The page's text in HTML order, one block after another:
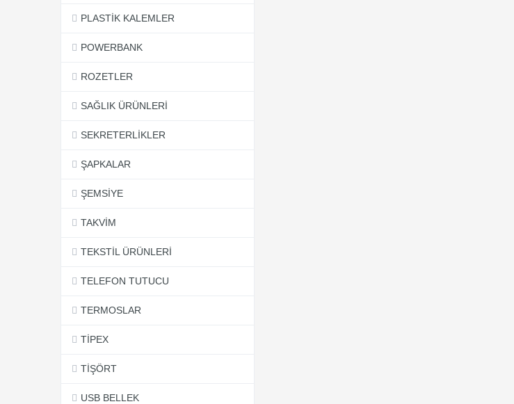
PLASTİK KALEMLER
POWERBANK
ROZETLER
SAĞLIK ÜRÜNLERİ
SEKRETERLİKLER
ŞAPKALAR
ŞEMSİYE
TAKVİM
TEKSTİL ÜRÜNLERİ
TELEFON TUTUCU
TERMOSLAR
TİPEX
TİŞÖRT
USB BELLEK